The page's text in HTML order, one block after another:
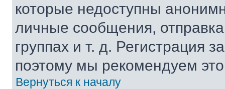
которые недоступны
личные сообщения,
группах и т. д. Регистрация
поэтому мы рекомендуем
Вернуться к началу